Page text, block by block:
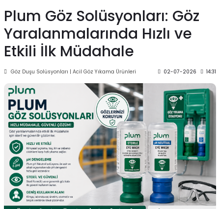
Plum Göz Solüsyonları: Göz
Yaralanmalarında Hızlı ve
Etkili İlk Müdahale
Göz Duşu Solüsyonları | Acil Göz Yıkama Ürünleri 02-07-2026 14:31